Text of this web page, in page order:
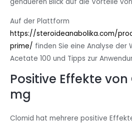
Auf der Plattform
https://steroideanabolika.com/
prime/ finden Sie eine Analyse der
Acetate 100 und Tipps zur
Positive Effekte
mg
Clomid hat mehrere positive